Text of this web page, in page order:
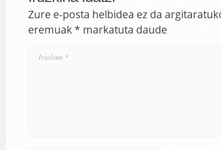
Zure e-posta helbidea ez da
eremuak * markatuta daude